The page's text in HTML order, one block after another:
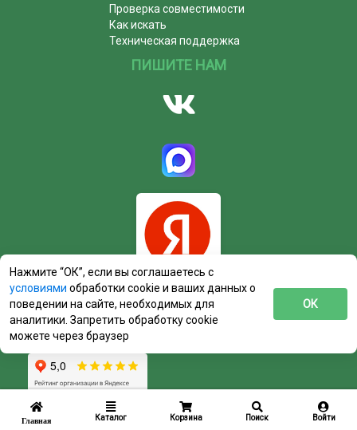
Главная Каталог Корзина Поиск Войти
Проверка совместимости
Как искать
Техническая поддержка
ПИШИТЕ НАМ
Нажмите “ОК”, если вы соглашаетесь с
условиями обработки cookie и ваших данных о
поведении на сайте, необходимых для
аналитики. Запретить обработку cookie
можете через браузер
ОК